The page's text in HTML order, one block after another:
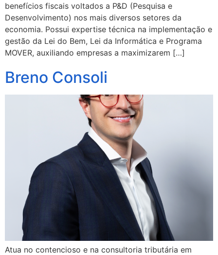
benefícios fiscais voltados a P&D (Pesquisa e
Desenvolvimento) nos mais diversos setores da
economia. Possui expertise técnica na implementação e
gestão da Lei do Bem, Lei da Informática e Programa
MOVER, auxiliando empresas a maximizarem […]
Breno Consoli
Atua no contencioso e na consultoria tributária em